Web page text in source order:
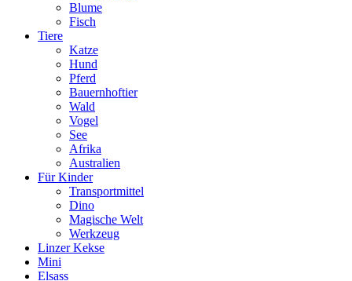
Blume
Fisch
Tiere
Katze
Hund
Pferd
Bauernhoftier
Wald
Vogel
See
Afrika
Australien
Für Kinder
Transportmittel
Dino
Magische Welt
Werkzeug
Linzer Kekse
Mini
Elsass